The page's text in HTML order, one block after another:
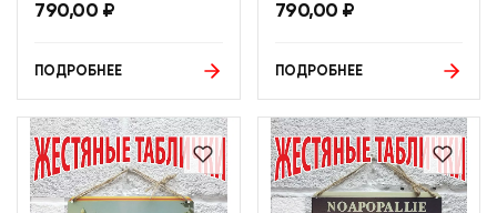
790,00 ₽
ПОДРОБНЕЕ
790,00 ₽
ПОДРОБНЕЕ